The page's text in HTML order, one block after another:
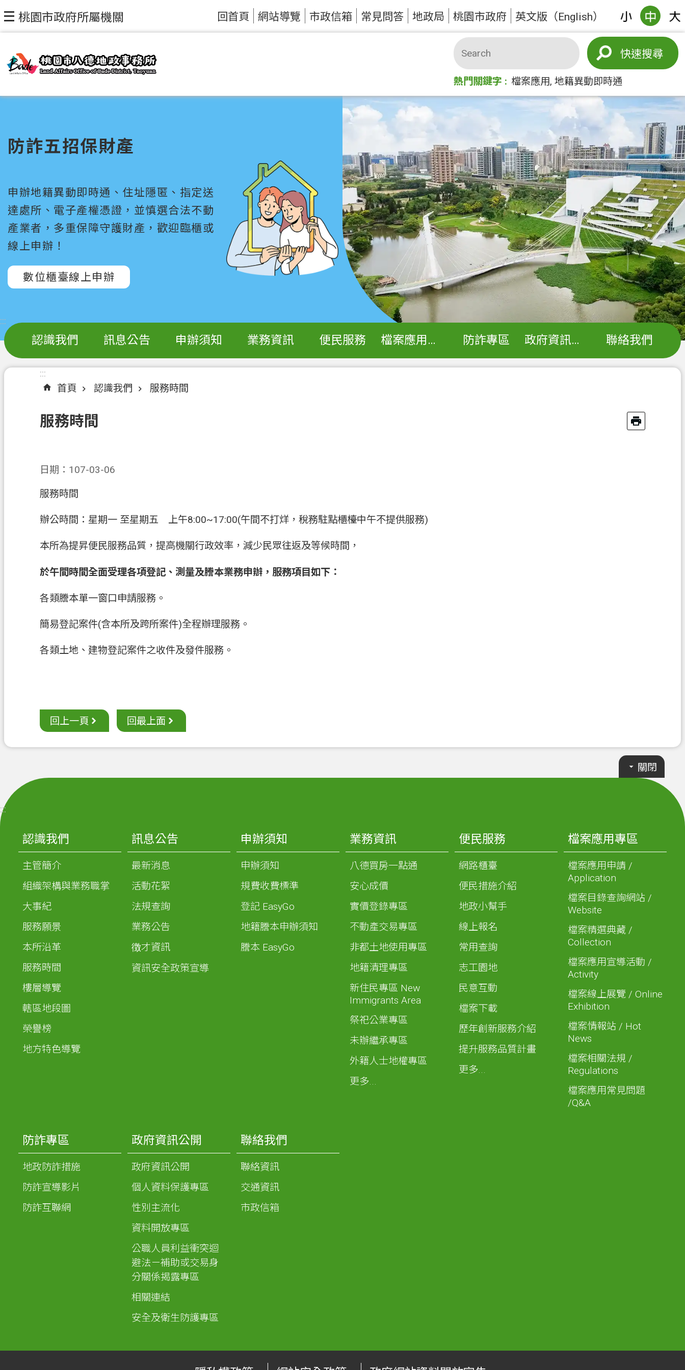
桃園市政府所屬機關 回首頁 網站導覽 市政信箱 常見問答 地政局 桃園市政府 英文版（English）
搜尋
熱門關鍵字 檔案應用 地籍異動即時通
防詐五招保財產
申辦地籍異動即時通、住址隱匿、指定送
達處所、電子產權憑證，並慎選合法不動
產業者，多重保障守護財產，歡迎臨櫃或
線上申辦！
數位櫃臺線上申辦
:::
認識我們 訊息公告 申辦須知 業務資訊 便民服務 檔案應用專區 防詐專區 政府資訊公開 聯絡我們
:::
首頁
認識我們 服務時間
服務時間
日期：107-03-06
服務時間
辦公時間：星期一 至星期五 上午8:00~17:00(午間不打烊，稅務駐點櫃檯中午不提供服務)
本所為提昇便民服務品質，提高機關行政效率，減少民眾往返及等候時間，
於午間時間全面受理各項登記、測量及謄本業務申辦，服務項目如下：
各類謄本單一窗口申請服務。
簡易登記案件(含本所及跨所案件)全程辦理服務。
各類土地、建物登記案件之收件及發件服務。
回上一頁 回最上面
關閉
:::
認識我們
主管簡介
組織架構與業務職掌
大事紀
服務願景
本所沿革
服務時間
樓層導覽
轄區地段圖
榮譽榜
地方特色導覽
訊息公告
最新消息
活動花絮
法規查詢
業務公告
徴才資訊
資訊安全政策宣導
申辦須知
申辦須知
規費收費標準
登記 EasyGo
地籍謄本申辦須知
謄本 EasyGo
業務資訊
八德買房一點通
安心成價
實價登錄專區
不動產交易專區
非都土地使用專區
地籍清理專區
新住民專區 New
Immigrants Area
祭祀公業專區
未辦繼承專區
外籍人士地權專區
更多...
便民服務
網路櫃臺
便民措施介紹
地政小幫手
線上報名
常用查詢
志工園地
民意互動
檔案下載
歷年創新服務介紹
提升服務品質計畫
更多...
檔案應用專區
檔案應用申請 /
Application
檔案目錄查詢網站 /
Website
檔案精選典藏 /
Collection
檔案應用宣導活動 /
Activity
檔案線上展覽 / Online
Exhibition
檔案情報站 / Hot
News
檔案相關法規 /
Regulations
檔案應用常見問題
/Q&A
防詐專區
地政防詐措施
防詐宣導影片
防詐互聯網
政府資訊公開
政府資訊公開
個人資料保護專區
性別主流化
資料開放專區
公職人員利益衝突迴
避法－補助或交易身
分關係揭露專區
相關連結
安全及衛生防護專區
聯絡我們
聯絡資訊
交通資訊
市政信箱